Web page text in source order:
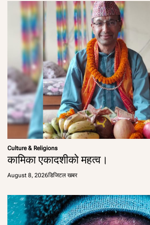
Culture & Religions
कामिका एकादशीको महत्व।
August 8, 2026डिजिटल खबर